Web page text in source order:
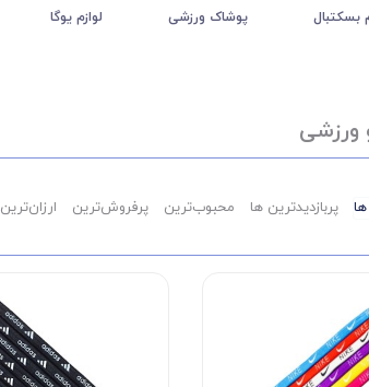
بسکتبال پوشاک ورزشی لوازم یوگا
پربازدیدترین ها محبوب‌‌ترین پرفروش‌ترین ارزان‌ترین